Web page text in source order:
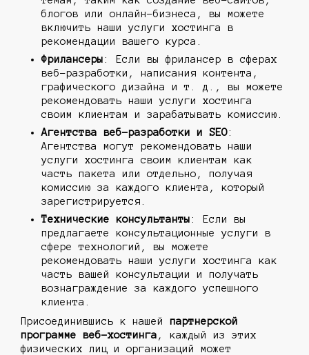
блогов или онлайн-бизнеса, вы можете
включить наши услуги хостинга в
рекомендации вашего курса.
Фрилансеры: Если вы фрилансер в сферах
веб-разработки, написания контента,
графического дизайна и т. д., вы можете
рекомендовать наши услуги хостинга
своим клиентам и зарабатывать комиссию.
Агентства веб-разработки и SEO:
Агентства могут рекомендовать наши
услуги хостинга своим клиентам как
часть пакета или отдельно, получая
комиссию за каждого клиента, который
зарегистрируется.
Технические консультанты: Если вы
предлагаете консультационные услуги в
сфере технологий, вы можете
рекомендовать наши услуги хостинга как
часть вашей консультации и получать
вознаграждение за каждого успешного
клиента.
Присоединившись к нашей партнерской
программе веб-хостинга , каждый из этих
физических лиц и организаций может